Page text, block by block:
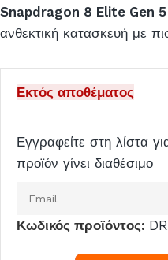
Snapdragon 8 Elite Gen
ανθεκτική κατασκευή με
Εκτός αποθέματος
Εγγραφείτε στη λίστα
προϊόν γίνει διαθέσιμο
email
Κωδικός προϊόντος: